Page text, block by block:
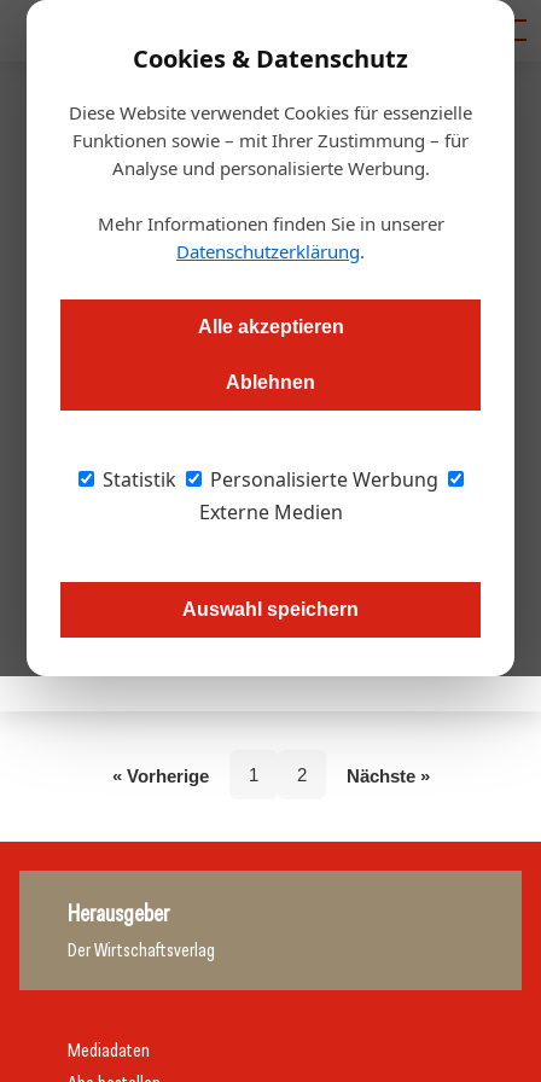
Cookies & Datenschutz
Diese Website verwendet Cookies für essenzielle
Funktionen sowie – mit Ihrer Zustimmung – für
Analyse und personalisierte Werbung.
Mehr Informationen finden Sie in unserer
Datenschutzerklärung.
Alle akzeptieren
Ablehnen
Statistik
Personalisierte Werbung
Externe Medien
Auswahl speichern
Artikel von Raimund
Lang
Raimund Lang
Keine Beiträge von diesem Autor.
« Vorherige 1 2 Nächste »
Herausgeber
Der Wirtschaftsverlag
Mediadaten